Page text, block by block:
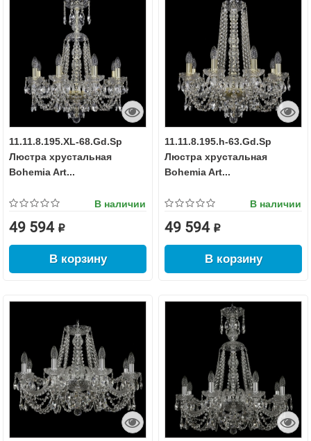
11.11.8.195.XL-68.Gd.Sp
Люстра хрустальная
Bohemia Art...
В наличии
49 594 ₽
В корзину
11.11.8.195.h-63.Gd.Sp
Люстра хрустальная
Bohemia Art...
В наличии
49 594 ₽
В корзину